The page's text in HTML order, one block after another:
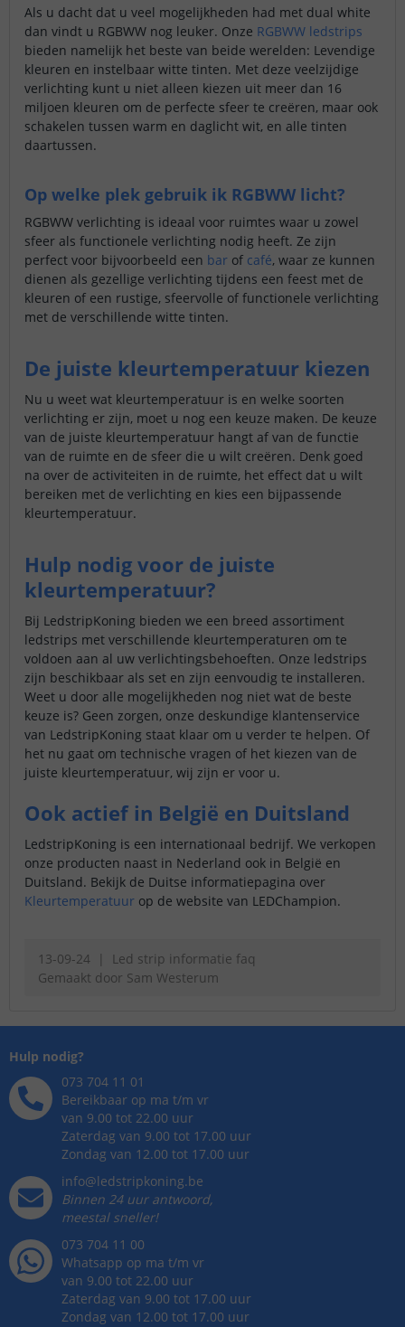
Als u dacht dat u veel mogelijkheden had met dual white
dan vindt u RGBWW nog leuker. Onze RGBWW ledstrips
bieden namelijk het beste van beide werelden: Levendige
kleuren en instelbaar witte tinten. Met deze veelzijdige
verlichting kunt u niet alleen kiezen uit meer dan 16
miljoen kleuren om de perfecte sfeer te creëren, maar ook
schakelen tussen warm en daglicht wit, en alle tinten
daartussen.
Op welke plek gebruik ik RGBWW licht?
RGBWW verlichting is ideaal voor ruimtes waar u zowel
sfeer als functionele verlichting nodig heeft. Ze zijn
perfect voor bijvoorbeeld een bar of café, waar ze kunnen
dienen als gezellige verlichting tijdens een feest met de
kleuren of een rustige, sfeervolle of functionele verlichting
met de verschillende witte tinten.
De juiste kleurtemperatuur kiezen
Nu u weet wat kleurtemperatuur is en welke soorten
verlichting er zijn, moet u nog een keuze maken. De keuze
van de juiste kleurtemperatuur hangt af van de functie
van de ruimte en de sfeer die u wilt creëren. Denk goed
na over de activiteiten in de ruimte, het effect dat u wilt
bereiken met de verlichting en kies een bijpassende
kleurtemperatuur.
Hulp nodig voor de juiste
kleurtemperatuur?
Bij LedstripKoning bieden we een breed assortiment
ledstrips met verschillende kleurtemperaturen om te
voldoen aan al uw verlichtingsbehoeften. Onze ledstrips
zijn beschikbaar als set en zijn eenvoudig te installeren.
Weet u door alle mogelijkheden nog niet wat de beste
keuze is? Geen zorgen, onze deskundige klantenservice
van LedstripKoning staat klaar om u verder te helpen. Of
het nu gaat om technische vragen of het kiezen van de
juiste kleurtemperatuur, wij zijn er voor u.
Ook actief in België en Duitsland
LedstripKoning is een internationaal bedrijf. We verkopen
onze producten naast in Nederland ook in België en
Duitsland. Bekijk de Duitse informatiepagina over
Kleurtemperatuur op de website van LEDChampion.
13-09-24
Led strip informatie faq
Gemaakt door Sam Westerum
Hulp nodig?
073 704 11 01
Bereikbaar op ma t/m vr
van 9.00 tot 22.00 uur
Zaterdag van 9.00 tot 17.00 uur
Zondag van 12.00 tot 17.00 uur
info@ledstripkoning.be
Binnen 24 uur antwoord,
meestal sneller!
073 704 11 00
Whatsapp op ma t/m vr
van 9.00 tot 22.00 uur
Zaterdag van 9.00 tot 17.00 uur
Zondag van 12.00 tot 17.00 uur